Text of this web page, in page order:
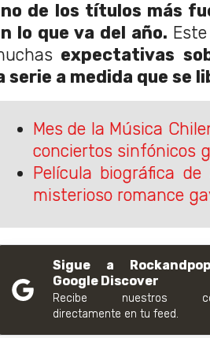
de los títulos más
lo que va del año.
expectativas
serie a medida que se
Mes de la Música
conciertos sinfónicos
Película biográfica
misterioso romance
Sigue a
Google Discover
Recibe nuestros
directamente en tu feed.